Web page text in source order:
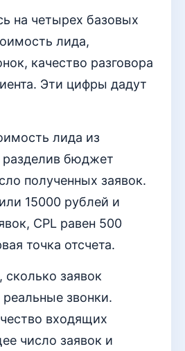
на четырех базовых
лида,
качество разговора
Эти цифры дадут
лида из
бюджет
полученных заявок.
15000 рублей и
CPL равен 500
точка отсчета.
сколько заявок
звонки.
входящих
число заявок и